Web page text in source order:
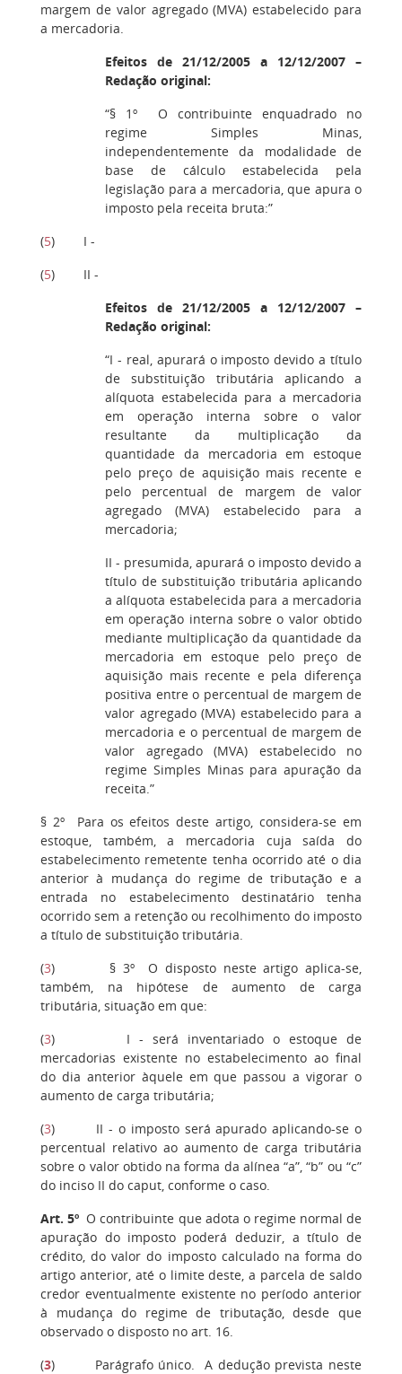
margem de valor agregado (MVA) estabelecido para
a mercadoria.
Efeitos de 21/12/2005 a 12/12/2007 –
Redação original:
“§ 1º O contribuinte enquadrado no
regime Simples Minas,
independentemente da modalidade de
base de cálculo estabelecida pela
legislação para a mercadoria, que apura o
imposto pela receita bruta:”
(5) I -
(5) II -
Efeitos de 21/12/2005 a 12/12/2007 –
Redação original:
“I - real, apurará o imposto devido a título
de substituição tributária aplicando a
alíquota estabelecida para a mercadoria
em operação interna sobre o valor
resultante da multiplicação da
quantidade da mercadoria em estoque
pelo preço de aquisição mais recente e
pelo percentual de margem de valor
agregado (MVA) estabelecido para a
mercadoria;
II - presumida, apurará o imposto devido a
título de substituição tributária aplicando
a alíquota estabelecida para a mercadoria
em operação interna sobre o valor obtido
mediante multiplicação da quantidade da
mercadoria em estoque pelo preço de
aquisição mais recente e pela diferença
positiva entre o percentual de margem de
valor agregado (MVA) estabelecido para a
mercadoria e o percentual de margem de
valor agregado (MVA) estabelecido no
regime Simples Minas para apuração da
receita.”
§ 2º Para os efeitos deste artigo, considera-se em
estoque, também, a mercadoria cuja saída do
estabelecimento remetente tenha ocorrido até o dia
anterior à mudança do regime de tributação e a
entrada no estabelecimento destinatário tenha
ocorrido sem a retenção ou recolhimento do imposto
a título de substituição tributária.
(3) § 3º O disposto neste artigo aplica-se,
também, na hipótese de aumento de carga
tributária, situação em que:
(3) I - será inventariado o estoque de
mercadorias existente no estabelecimento ao final
do dia anterior àquele em que passou a vigorar o
aumento de carga tributária;
(3) II - o imposto será apurado aplicando-se o
percentual relativo ao aumento de carga tributária
sobre o valor obtido na forma da alínea “a”, “b” ou “c”
do inciso II do caput, conforme o caso.
Art. 5º O contribuinte que adota o regime normal de
apuração do imposto poderá deduzir, a título de
crédito, do valor do imposto calculado na forma do
artigo anterior, até o limite deste, a parcela de saldo
credor eventualmente existente no período anterior
à mudança do regime de tributação, desde que
observado o disposto no art. 16.
(3) Parágrafo único. A dedução prevista neste